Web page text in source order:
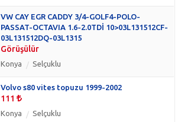
VW CAY EGR CADDY 3/4-GOLF4-POLO-
PASSAT-OCTAVIA 1.6-2.0TDİ 10>03L131512CF-
03L131512DQ-03L1315
Görüşülür
Konya Selçuklu
Volvo s80 vites topuzu 1999-2002
111
Konya Selçuklu